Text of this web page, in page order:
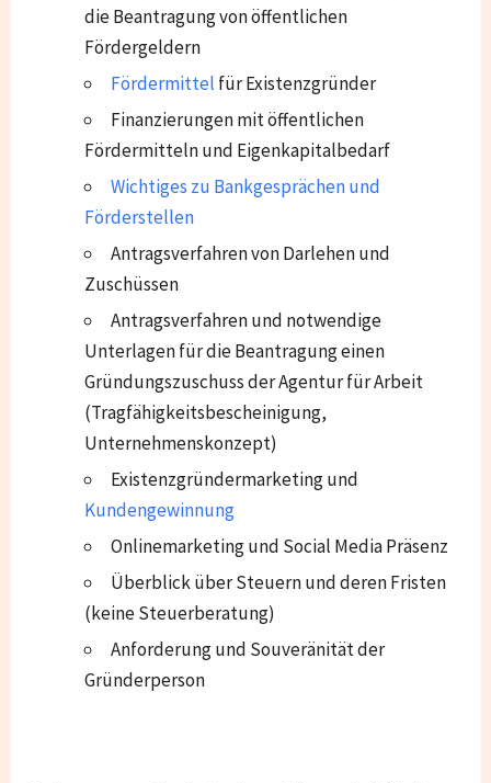
die Beantragung von öffentlichen
Fördergeldern
Fördermittel für Existenzgründer
Finanzierungen mit öffentlichen
Fördermitteln und Eigenkapitalbedarf
Wichtiges zu Bankgesprächen und
Förderstellen
Antragsverfahren von Darlehen und
Zuschüssen
Antragsverfahren und notwendige
Unterlagen für die Beantragung einen
Gründungszuschuss der Agentur für Arbeit
(Tragfähigkeitsbescheinigung,
Unternehmenskonzept)
Existenzgründermarketing und
Kundengewinnung
Onlinemarketing und Social Media Präsenz
Überblick über Steuern und deren Fristen
(keine Steuerberatung)
Anforderung und Souveränität der
Gründerperson